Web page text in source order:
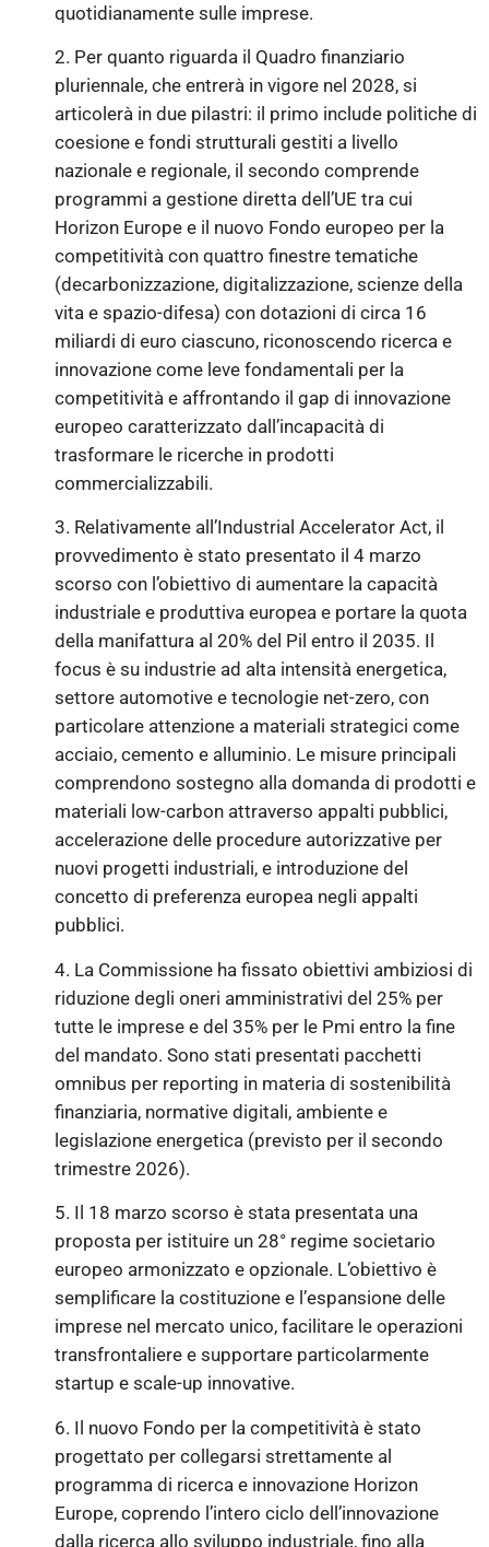
quotidianamente sulle imprese.
2. Per quanto riguarda il Quadro finanziario
pluriennale, che entrerà in vigore nel 2028, si
articolerà in due pilastri: il primo include politiche di
coesione e fondi strutturali gestiti a livello
nazionale e regionale, il secondo comprende
programmi a gestione diretta dell’UE tra cui
Horizon Europe e il nuovo Fondo europeo per la
competitività con quattro finestre tematiche
(decarbonizzazione, digitalizzazione, scienze della
vita e spazio-difesa) con dotazioni di circa 16
miliardi di euro ciascuno, riconoscendo ricerca e
innovazione come leve fondamentali per la
competitività e affrontando il gap di innovazione
europeo caratterizzato dall’incapacità di
trasformare le ricerche in prodotti
commercializzabili.
3. Relativamente all’Industrial Accelerator Act, il
provvedimento è stato presentato il 4 marzo
scorso con l’obiettivo di aumentare la capacità
industriale e produttiva europea e portare la quota
della manifattura al 20% del Pil entro il 2035. Il
focus è su industrie ad alta intensità energetica,
settore automotive e tecnologie net-zero, con
particolare attenzione a materiali strategici come
acciaio, cemento e alluminio. Le misure principali
comprendono sostegno alla domanda di prodotti e
materiali low-carbon attraverso appalti pubblici,
accelerazione delle procedure autorizzative per
nuovi progetti industriali, e introduzione del
concetto di preferenza europea negli appalti
pubblici.
4. La Commissione ha fissato obiettivi ambiziosi di
riduzione degli oneri amministrativi del 25% per
tutte le imprese e del 35% per le Pmi entro la fine
del mandato. Sono stati presentati pacchetti
omnibus per reporting in materia di sostenibilità
finanziaria, normative digitali, ambiente e
legislazione energetica (previsto per il secondo
trimestre 2026).
5. Il 18 marzo scorso è stata presentata una
proposta per istituire un 28° regime societario
europeo armonizzato e opzionale. L’obiettivo è
semplificare la costituzione e l’espansione delle
imprese nel mercato unico, facilitare le operazioni
transfrontaliere e supportare particolarmente
startup e scale-up innovative.
6. Il nuovo Fondo per la competitività è stato
progettato per collegarsi strettamente al
programma di ricerca e innovazione Horizon
Europe, coprendo l’intero ciclo dell’innovazione
dalla ricerca allo sviluppo industriale, fino alla